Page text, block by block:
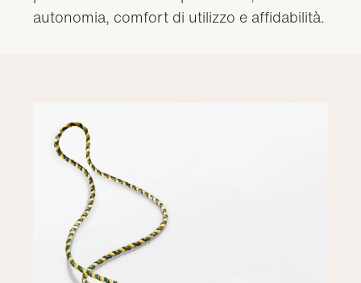
autonomia, comfort di utilizzo e affidabilità.